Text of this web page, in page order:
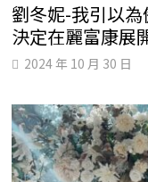
劉冬妮-我引以
決定在麗富康展
2024 年 10 月 30 日